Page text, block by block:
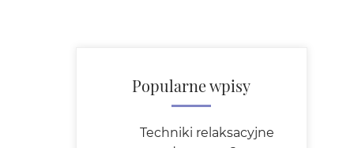
Popularne wpisy
Techniki relaksacyjne